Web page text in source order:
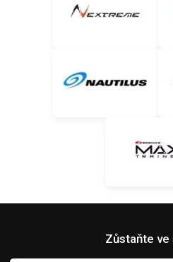
Zůstaňte ve